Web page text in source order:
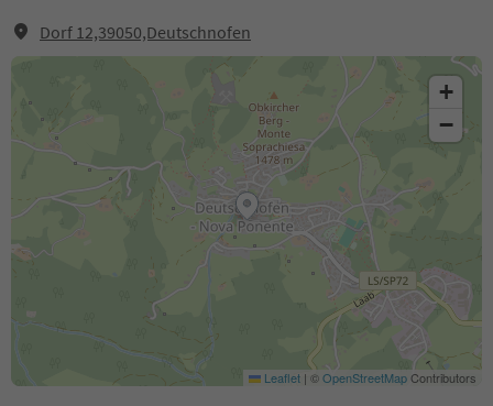
Dorf 12,39050,Deutschnofen
+
−
Leaflet | ©OpenStreetMapContributors